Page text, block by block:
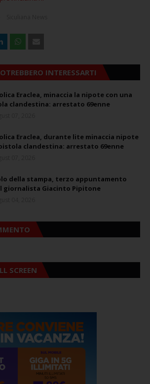
INTERESSARTI
Eraclea, minaccia la nipote con una
clandestina: arrestato 69enne
Eraclea, durante lite minaccia nipote
clandestina: arrestato 69enne
della stampa, terzo appuntamento
giornalista Giacinto Pipitone
SCREEN